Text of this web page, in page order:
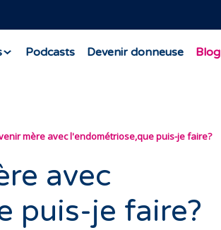
Podcasts Devenir donneuse Blog
mère avec l'endométriose,que puis-je faire?
avec
puis-je faire?